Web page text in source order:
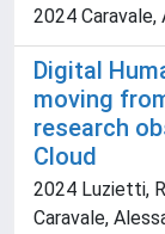
2024 Caravale,
Digital
moving
research
Cloud
2024 Luzietti,
Caravale,